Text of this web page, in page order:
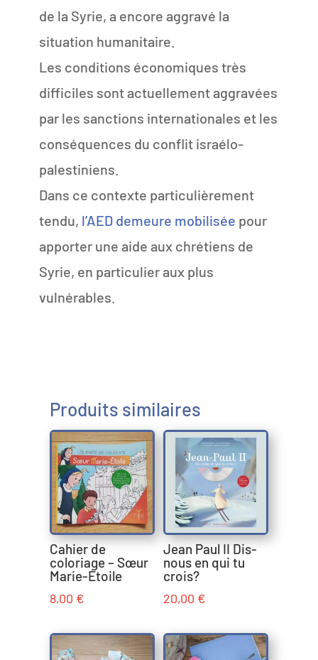
de la Syrie, a encore aggravé la
situation humanitaire.
Les conditions économiques très
difficiles sont actuellement aggravées
par les sanctions internationales et les
conséquences du conflit israélo-
palestiniens.
Dans ce contexte particulièrement
tendu, l’AED demeure mobilisée pour
apporter une aide aux chrétiens de
Syrie, en particulier aux plus
vulnérables.
Produits similaires
Cahier de
coloriage – Sœur
Marie-Étoile
8,00 €
Jean Paul II Dis-
nous en qui tu
crois?
20,00 €